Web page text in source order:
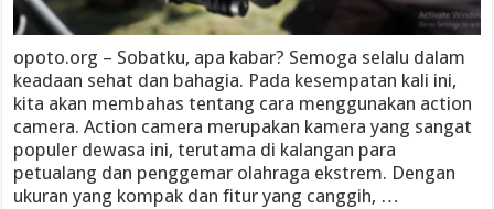
opoto.org – Sobatku, apa kabar? Semoga selalu dalam
keadaan sehat dan bahagia. Pada kesempatan kali ini,
kita akan membahas tentang cara menggunakan action
camera. Action camera merupakan kamera yang sangat
populer dewasa ini, terutama di kalangan para
petualang dan penggemar olahraga ekstrem. Dengan
ukuran yang kompak dan fitur yang canggih, …